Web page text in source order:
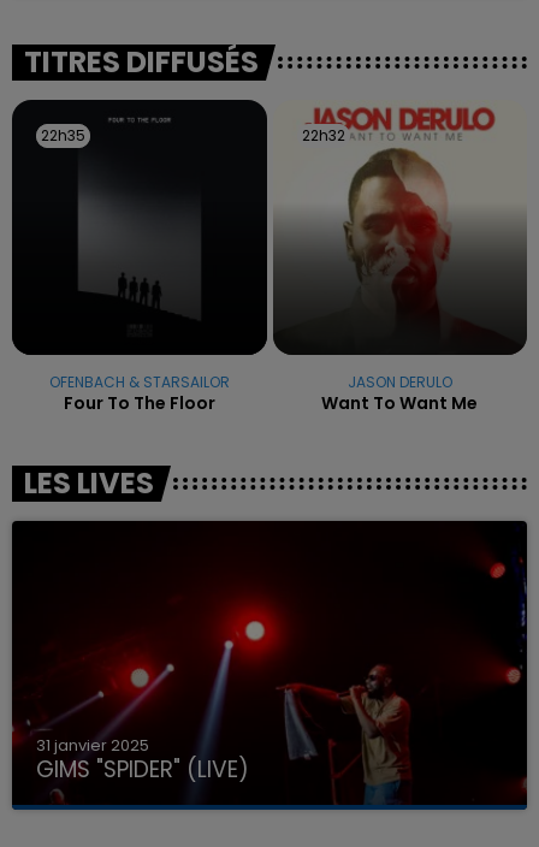
excuses.
TITRES DIFFUSÉS
22h35
22h35
OFENBACH & STARSAILOR
Four To The Floor
22h32
22h32
JASON DERULO
Want To Want Me
LES LIVES
31 janvier 2025
GIMS "SPIDER" (LIVE)